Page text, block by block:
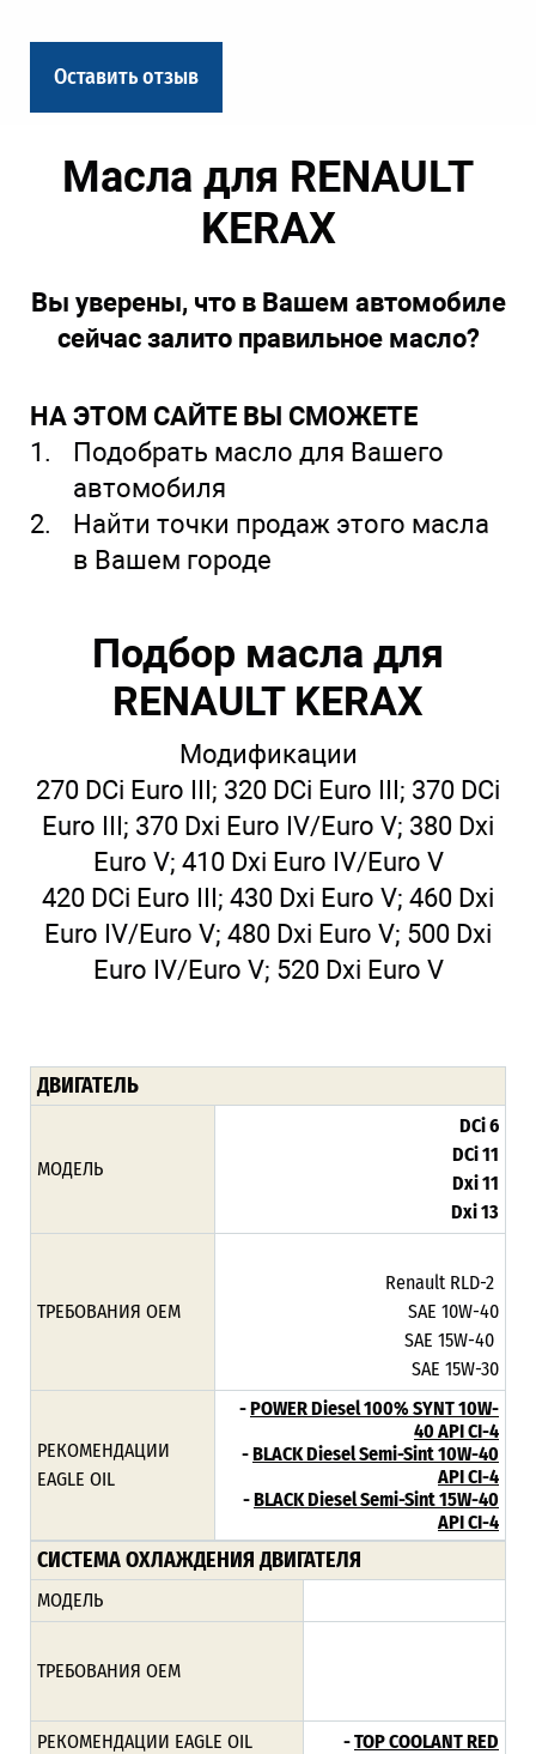
Оставить отзыв
Масла для RENAULT
KERAX
Вы уверены, что в Вашем автомобиле
сейчас залито правильное масло?
НА ЭТОМ САЙТЕ ВЫ СМОЖЕТЕ
Подобрать масло для Вашего
автомобиля
Найти точки продаж этого масла
в Вашем городе
Подбор масла для
RENAULT KERAX
Модификации
270 DCi Euro III; 320 DCi Euro III; 370 DCi
Euro III; 370 Dxi Euro IV/Euro V; 380 Dxi
Euro V; 410 Dxi Euro IV/Euro V
420 DCi Euro III; 430 Dxi Euro V; 460 Dxi
Euro IV/Euro V; 480 Dxi Euro V; 500 Dxi
Euro IV/Euro V; 520 Dxi Euro V
ДВИГАТЕЛЬ
МОДЕЛЬ
DCi 6
DCi 11
Dxi 11
Dxi 13
ТРЕБОВАНИЯ ОЕМ
Renault RLD-2
SAE 10W-40
SAE 15W-40
SAE 15W-30
РЕКОМЕНДАЦИИ
EAGLE OIL
-POWER Diesel 100% SYNT 10W-
40 API CI-4
-BLACK Diesel Semi-Sint 10W-40
API CI-4
-BLACK Diesel Semi-Sint 15W-40
API CI-4
СИСТЕМА ОХЛАЖДЕНИЯ ДВИГАТЕЛЯ
МОДЕЛЬ
ТРЕБОВАНИЯ ОЕМ
РЕКОМЕНДАЦИИ EAGLE OIL -TOP COOLANT RED